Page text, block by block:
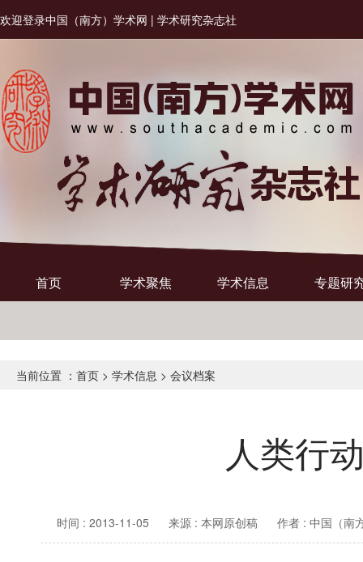
欢迎登录中国（南方）学术网 | 学术研究杂志社
首页 学术聚焦 学术信息 专题研
当前位置 ： 首页 > 学术信息 > 会议档案
人类行
时间 : 2013-11-05 来源 : 本网原创稿 作者 : 中国（南